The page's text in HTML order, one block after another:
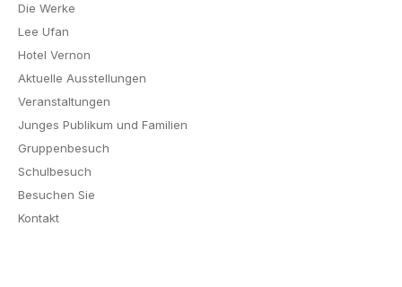
Die Werke
Lee Ufan
Hotel Vernon
Aktuelle Ausstellungen
Veranstaltungen
Junges Publikum und Familien
Gruppenbesuch
Schulbesuch
Besuchen Sie
Kontakt